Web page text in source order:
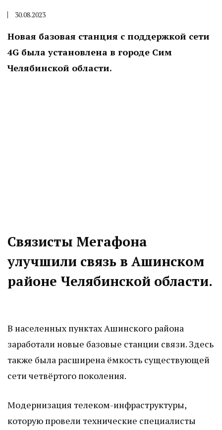
30.08.2023
Новая базовая станция с поддержкой сети
4G была установлена в городе Сим
Челябинской области.
Связисты Мегафона
улучшили связь в Ашинском
районе Челябинской области.
В населенных пунктах Ашинского района
заработали новые базовые станции связи. Здесь
также была расширена ёмкость существующей
сети четвёртого поколения.
Модернизация телеком-инфраструктуры,
которую провели технические специалисты